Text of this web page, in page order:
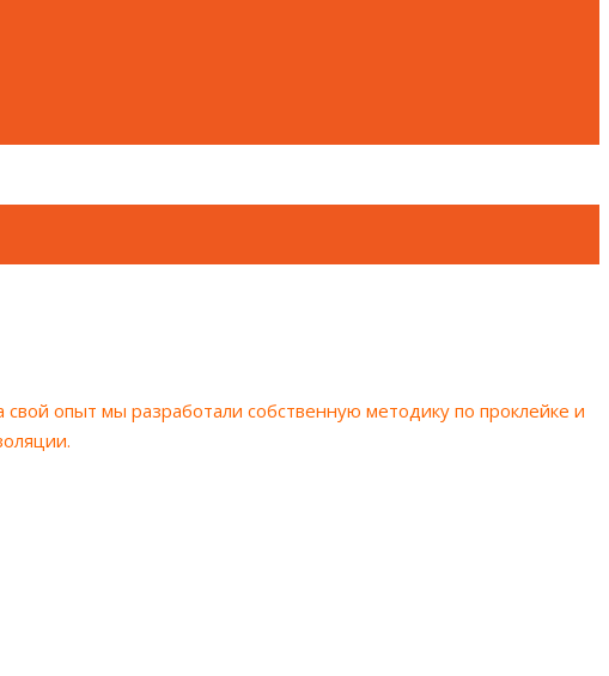
опыт мы разработали собственную методику по проклейке и